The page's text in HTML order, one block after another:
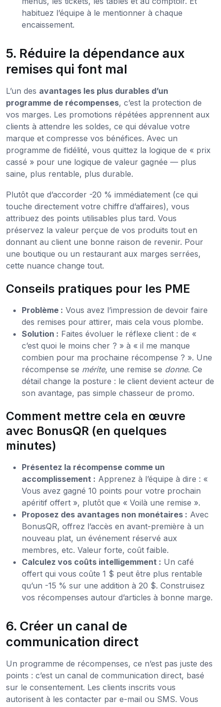
habituez l’équipe à le mentionner à chaque
encaissement.
5. Réduire la dépendance aux
remises qui font mal
L’un des avantages les plus durables d’un
programme de récompenses, c’est la protection de
vos marges. Les promotions répétées apprennent aux
clients à attendre les soldes, ce qui dévalue votre
marque et compresse vos bénéfices. Avec un
programme de fidélité, vous quittez la logique de « prix
cassé » pour une logique de valeur gagnée — plus
saine, plus rentable, plus durable.
Plutôt que d’accorder -20 % immédiatement (ce qui
touche directement votre chiffre d’affaires), vous
attribuez des points utilisables plus tard. Vous
préservez la valeur perçue de vos produits tout en
donnant au client une bonne raison de revenir. Pour
une boutique ou un restaurant aux marges serrées,
cette nuance change tout.
Conseils pratiques pour les PME
Problème : Vous avez l’impression de devoir faire
des remises pour attirer, mais cela vous plombe.
Solution : Faites évoluer le réflexe client : de «
c’est quoi le moins cher ? » à « il me manque
combien pour ma prochaine récompense ? ». Une
récompense se mérite, une remise se donne. Ce
détail change la posture : le client devient acteur de
son avantage, pas simple chasseur de promo.
Comment mettre cela en œuvre
avec BonusQR (en quelques
minutes)
Présentez la récompense comme un
accomplissement : Apprenez à l’équipe à dire : «
Vous avez gagné 10 points pour votre prochain
apéritif offert », plutôt que « Voilà une remise ».
Proposez des avantages non monétaires : Avec
BonusQR, offrez l’accès en avant-première à un
nouveau plat, un événement réservé aux
membres, etc. Valeur forte, coût faible.
Calculez vos coûts intelligemment : Un café
offert qui vous coûte 1 $ peut être plus rentable
qu’un -15 % sur une addition à 20 $. Construisez
vos récompenses autour d’articles à bonne marge.
6. Créer un canal de
communication direct
Un programme de récompenses, ce n’est pas juste des
points : c’est un canal de communication direct, basé
sur le consentement. Les clients inscrits vous
autorisent à les contacter par e-mail ou SMS. Vous